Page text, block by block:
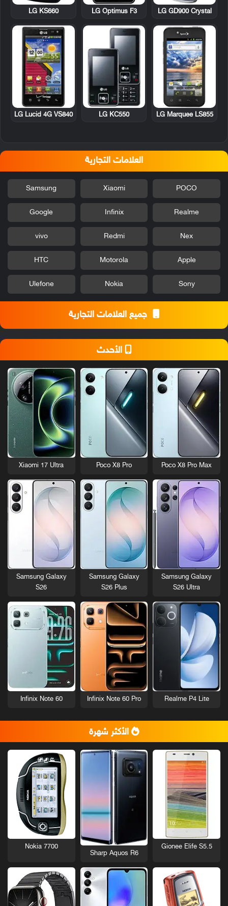
LG GD900 Crystal
LG Optimus F3
LG KS660
LG Marquee LS855
LG KC550
LG Lucid 4G VS840
العلامات التجارية
POCO
Xiaomi
Samsung
Realme
Infinix
Google
Nex
Redmi
vivo
Apple
Motorola
HTC
Sony
Nokia
Ulefone
جميع العلامات التجارية
الأحدث
Poco X8 Pro Max
Poco X8 Pro
Xiaomi 17 Ultra
Samsung Galaxy
S26 Ultra
Samsung Galaxy
S26 Plus
Samsung Galaxy
S26
Realme P4 Lite
Infinix Note 60 Pro
Infinix Note 60
الأكثر شهرة
Gionee Elife S5.5
Sharp Aquos R6
Nokia 7700